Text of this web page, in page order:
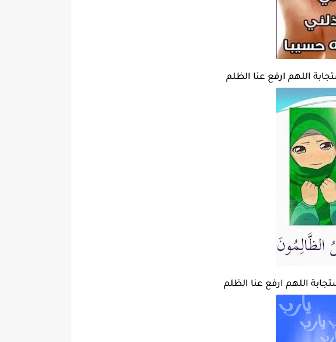
اللهم ارفع عنا الظلم
اللهم ارفع عنا الظلم